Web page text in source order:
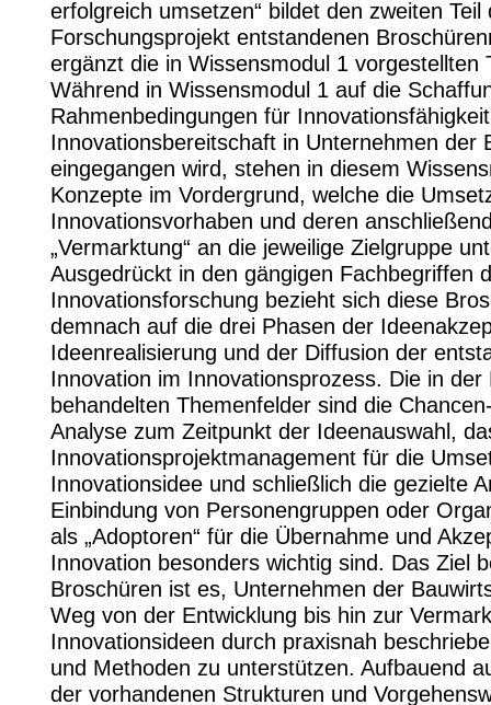
erfolgreich umsetzen“ bildet den zweiten Teil
Forschungsprojekt entstandenen
ergänzt die in Wissensmodul 1 vorgestellten
Während in Wissensmodul 1 auf die
Rahmenbedingungen für
Innovationsbereitschaft in Unternehmen der
eingegangen wird, stehen in diesem
Konzepte im Vordergrund, welche die
Innovationsvorhaben und deren
„Vermarktung“ an die jeweilige Zielgruppe
Ausgedrückt in den gängigen Fachbegriffen
Innovationsforschung bezieht sich diese
demnach auf die drei Phasen der
Ideenrealisierung und der Diffusion der
Innovation im Innovationsprozess. Die in der
behandelten Themenfelder sind die
Analyse zum Zeitpunkt der Ideenauswahl,
Innovationsprojektmanagement für die
Innovationsidee und schließlich die gezielte
Einbindung von Personengruppen oder
als „Adoptoren“ für die Übernahme und
Innovation besonders wichtig sind. Das Ziel
Broschüren ist es, Unternehmen der
Weg von der Entwicklung bis hin zur
Innovationsideen durch praxisnah
und Methoden zu unterstützen. Aufbauend
der vorhandenen Strukturen und